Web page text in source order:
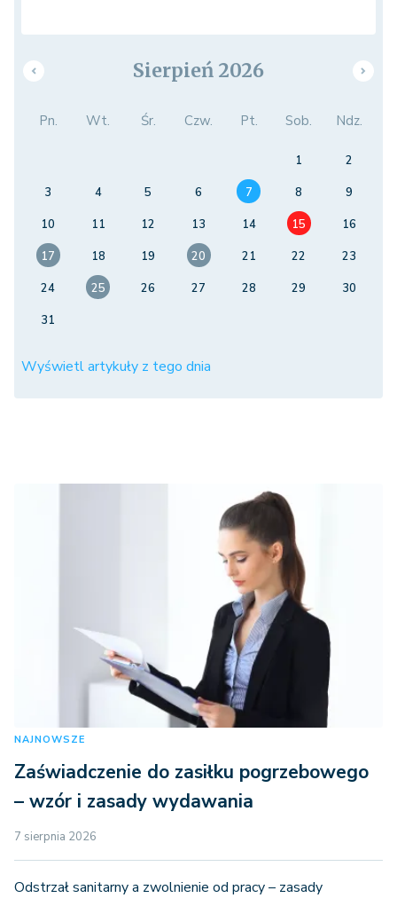
Sierpień 2026
Pn. Wt. Śr. Czw. Pt. Sob. Ndz.
1
2
3
4 5 6 7 8
9
10
11 12 13 14 15
16
17
18 19 20 21 22
23
24
25 26 27 28 29
30
31
Wyświetl artykuły z tego dnia
NAJNOWSZE
Zaświadczenie do zasiłku pogrzebowego
– wzór i zasady wydawania
7 sierpnia 2026
Odstrzał sanitarny a zwolnienie od pracy – zasady